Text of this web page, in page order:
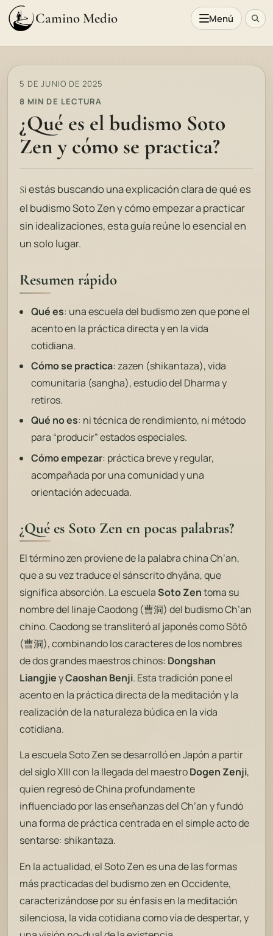
Camino Medio Menú
5 DE JUNIO DE 2025
8 MIN DE LECTURA
¿Qué es el budismo Soto
Zen y cómo se practica?
Si estás buscando una explicación clara de qué es
el budismo Soto Zen y cómo empezar a practicar
sin idealizaciones, esta guía reúne lo esencial en
un solo lugar.
Resumen rápido
Qué es: una escuela del budismo zen que pone el
acento en la práctica directa y en la vida
cotidiana.
Cómo se practica: zazen (shikantaza), vida
comunitaria (sangha), estudio del Dharma y
retiros.
Qué no es: ni técnica de rendimiento, ni método
para “producir” estados especiales.
Cómo empezar: práctica breve y regular,
acompañada por una comunidad y una
orientación adecuada.
¿Qué es Soto Zen en pocas palabras?
El términozen proviene de la palabra chinaCh’an,
que a su vez traduce el sánscritodhyāna, que
significa absorción. La escuelaSoto Zentoma su
nombre del linajeCaodong (曹洞) del budismo Ch’an
chino.Caodongse transliteró al japonés comoSōtō
(曹洞), combinando los caracteres de los nombres
de dos grandes maestros chinos: Dongshan
LiangjieyCaoshan Benji. Esta tradición pone el
acento en la práctica directa de la meditación y la
realización de la naturaleza búdica en la vida
cotidiana.
La escuela Soto Zen se desarrolló en Japón a partir
del siglo XIII con la llegada del maestroDogen Zenji,
quien regresó de China profundamente
influenciado por las enseñanzas del Ch’an y fundó
una forma de práctica centrada en el simple acto de
sentarse: shikantaza.
En la actualidad, el Soto Zen es una de las formas
más practicadas del budismo zen en Occidente,
caracterizándose por su énfasis en la meditación
silenciosa, la vida cotidiana como vía de despertar, y